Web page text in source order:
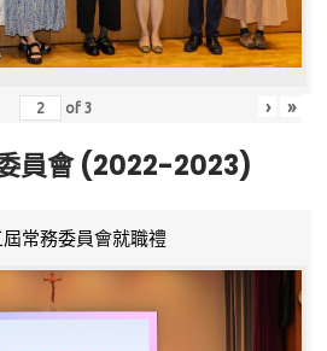
of3 › »
員會 (2022-2023)
常務委員會就職禮